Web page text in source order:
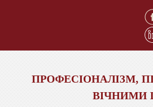
ПРОФЕСІОНАЛІЗМ,
ВІЧНИМИ